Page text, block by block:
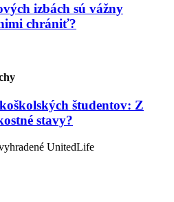
izbách sú vážny
chrániť?
študentov: Z
stavy?
UnitedLife